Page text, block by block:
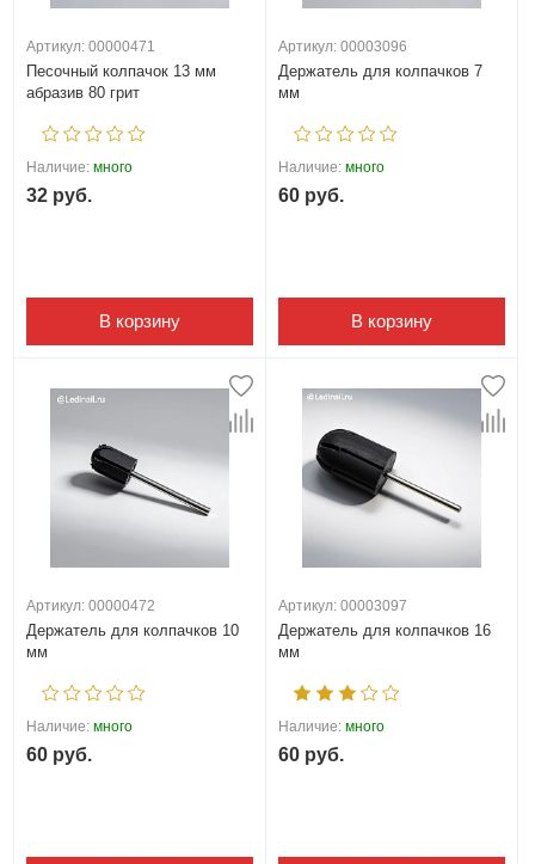
Артикул: 00000471
Песочный колпачок 13 мм
абразив 80 грит
Наличие: много
32 руб.
В корзину
Артикул: 00003096
Держатель для колпачков 7
мм
Наличие: много
60 руб.
В корзину
Артикул: 00000472
Держатель для колпачков 10
мм
Наличие: много
60 руб.
Артикул: 00003097
Держатель для колпачков 16
мм
Наличие: много
60 руб.